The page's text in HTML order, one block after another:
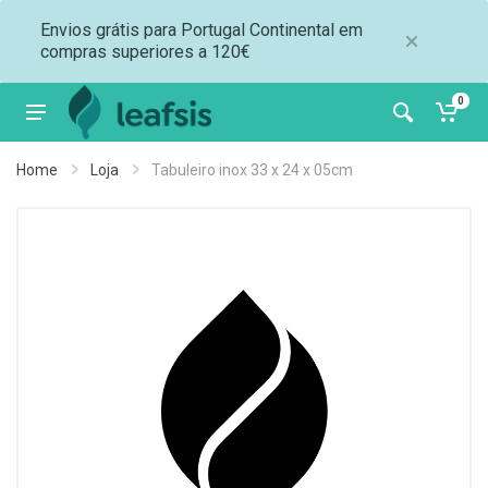
Envios grátis para Portugal Continental em
compras superiores a 120€
0
Home Loja Tabuleiro inox 33 x 24 x 05cm